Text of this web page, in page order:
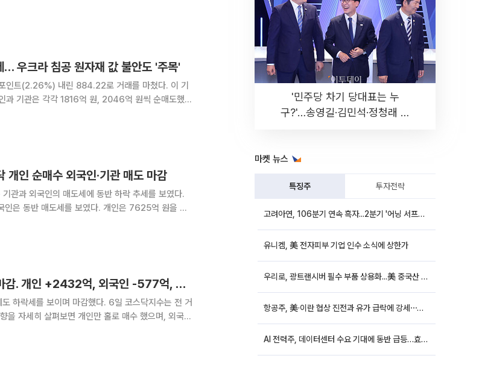
우크라 침공 원자재 값 불안도 '주목'
트(2.26%) 내린 884.22로 거래를 마쳤다. 이 기
과 기관은 각각 1816억 원, 2046억 원씩 순매도했
인 순매수 외국인·기관 매도 마감
관과 외국인의 매도세에 동반 하락 추세를 보였다.
보였다. 개인은 7625억 원을 매
[시황_장마감] 코스닥 884.22p, 하락(▼15.84p, -1.76%)마감. 개인 +2432억, 외국인 -577억, 기관 -1883억
마감했다. 6일 코스닥지수는 전 거
'민주당 차기 당대표는 누
구?'…송영길·김민석·정청래 토
마켓 뉴스
특징주 투자전략
고려아연, 106분기 연속 흑자...2분기 '어닝 서프라이즈'에 장 초반 12%대 강세
유니켐, 美 전자피부 기업 인수 소식에 상한가
우리로, 광트랜시버 필수 부품 상용화...美 중국산 퇴출 추진에 상승세
항공주, 美·이란 협상 진전과 유가 급락에 강세⋯한진칼 8%↑
AI 전력주, 데이터센터 수요 기대에 동반 급등…효성중공업 10%↑